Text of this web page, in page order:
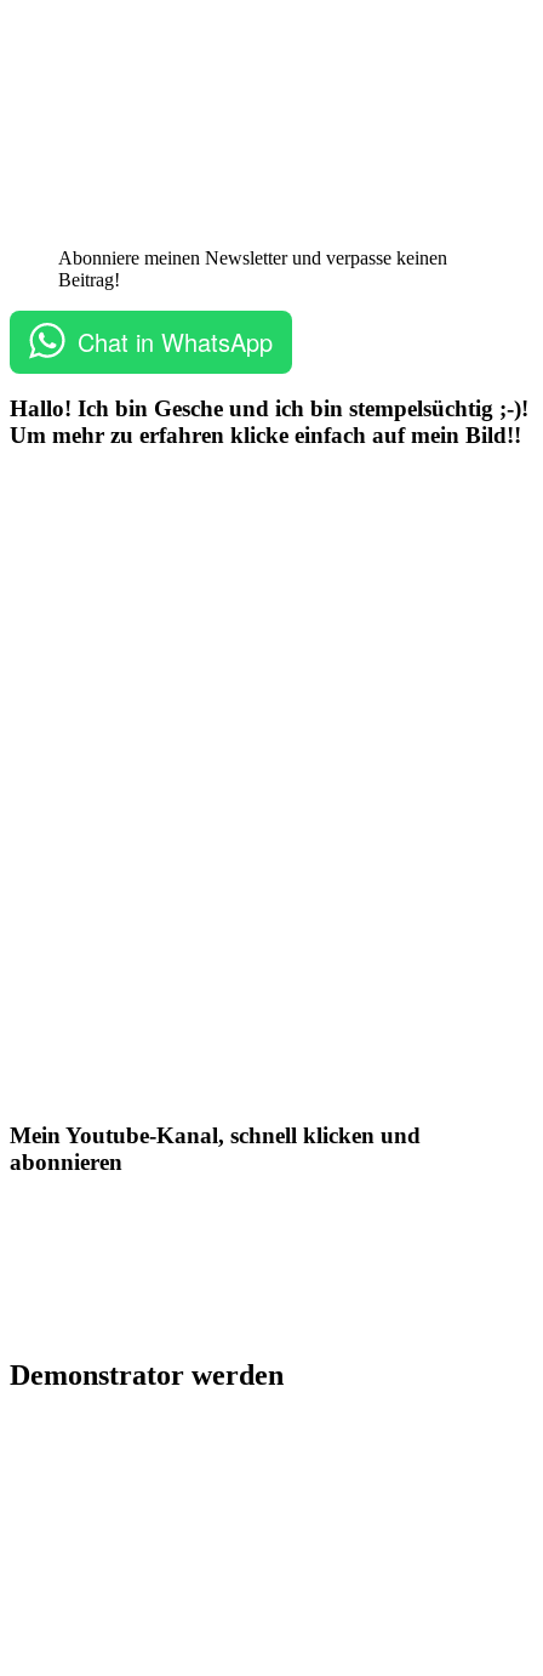
Abonniere meinen Newsletter und verpasse keinen
Beitrag!
Chat in WhatsApp
Hallo! Ich bin Gesche und ich bin stempelsüchtig ;-)!
Um mehr zu erfahren klicke einfach auf mein Bild!!
Mein Youtube-Kanal, schnell klicken und
abonnieren
Demonstrator werden